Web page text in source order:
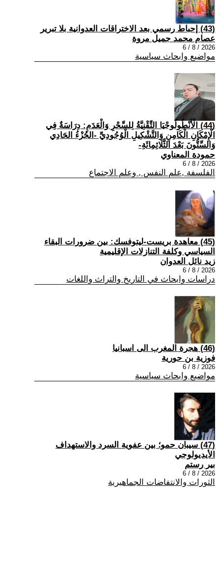
(43) إحباط رسمي بعد الاختراقات العدوانية بلا تبرير
عصام محمد جميل مروة
2026 / 8 / 6
مواضيع وابحاث سياسية
(44) الْأَنْطُولُوجْيَا التِّقْنِيَّةُ لِلسِّحْرِ وَالْعَدَمِ: دِرَاسَةٌ فِي
الْإِمْكَانِ الْكَامِنِ وَالتَّشْكِيلِ الْوُجُودِيِّ -الجُزْءُ الحَادِي
وَالسِّتُّونَ بَعْدَ الثَّلَاثِمِائَةِ-
حمودة المعناوي
2026 / 8 / 6
الفلسفة ,علم النفس , وعلم الاجتماع
(45) معاهدة بريست-ليتوفسك: بين ضرورات البقاء
السياسي وكلفة التنازلات الإقليمية
زيد نائل العدوان
2026 / 8 / 6
دراسات وابحاث في التاريخ والتراث واللغات
(46) هجرة المغرب الى اسبانيا
فوزية بن حورية
2026 / 8 / 6
مواضيع وابحاث سياسية
(47) سيبان حمو؛ بين عفوية السرد والاستهداف
الأيديولوجي
بير رستم
2026 / 8 / 6
الثورات والانتفاضات الجماهيرية